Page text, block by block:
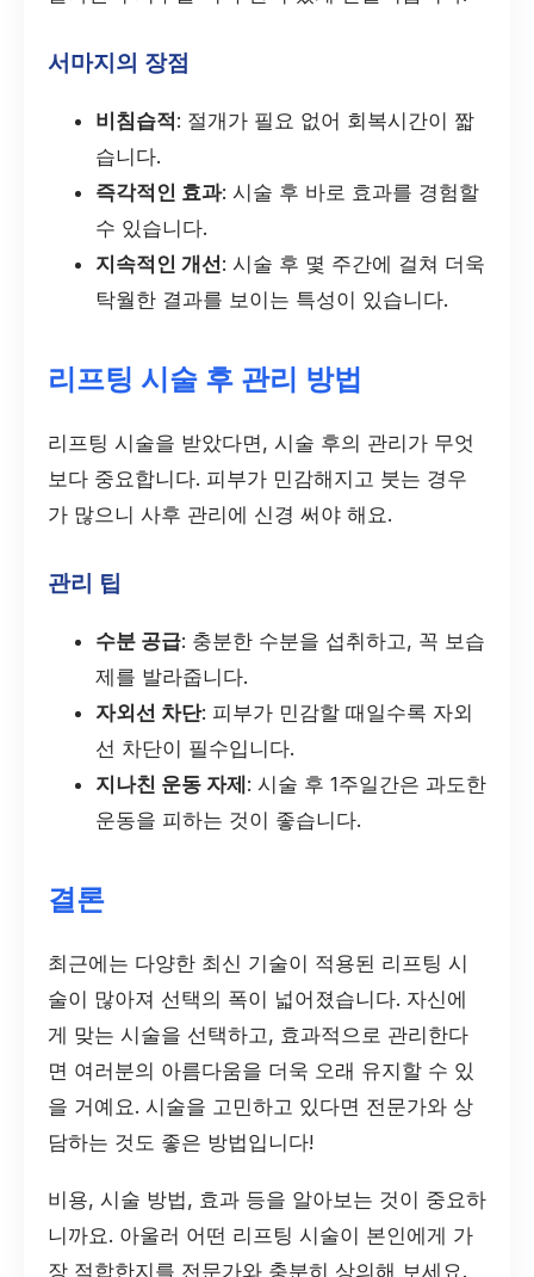
서마지의 장점
비침습적 : 절개가 필요 없어 회복시간이 짧
습니다.
즉각적인 효과: 시술 후 바로 효과를 경험할
수 있습니다.
지속적인 개선: 시술 후 몇 주간에 걸쳐 더욱
탁월한 결과를 보이는 특성이 있습니다.
리프팅 시술 후 관리 방법
리프팅 시술을 받았다면, 시술 후의 관리가 무엇
보다 중요합니다. 피부가 민감해지고 붓는 경우
가 많으니 사후 관리에 신경 써야 해요.
관리 팁
수분 공급: 충분한 수분을 섭취하고, 꼭 보습
제를 발라줍니다.
자외선 차단: 피부가 민감할 때일수록 자외
선 차단이 필수입니다.
지나친 운동 자제: 시술 후 1주일간은 과도한
운동을 피하는 것이 좋습니다.
결론
최근에는 다양한 최신 기술이 적용된 리프팅 시
술이 많아져 선택의 폭이 넓어졌습니다. 자신에
게 맞는 시술을 선택하고, 효과적으로 관리한다
면 여러분의 아름다움을 더욱 오래 유지할 수 있
을 거예요. 시술을 고민하고 있다면 전문가와 상
담하는 것도 좋은 방법입니다!
비용, 시술 방법, 효과 등을 알아보는 것이 중요하
니까요. 아울러 어떤 리프팅 시술이 본인에게 가
장 적합한지를 전문가와 충분히 상의해 보세요.